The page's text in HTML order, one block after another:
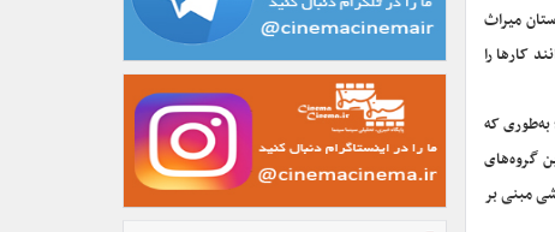
میراث
کارها را
به‌طوری که
این گروه‌های
مبنی بر